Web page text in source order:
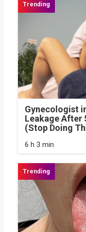
Gynecologist
Leakage After
(Stop Doing
6 h 3 min